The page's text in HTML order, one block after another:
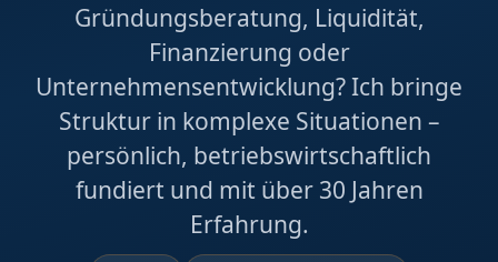
Gründungsberatung, Liquidität,
Finanzierung oder
Unternehmensentwicklung? Ich bringe
Struktur in komplexe Situationen –
persönlich, betriebswirtschaftlich
fundiert und mit über 30 Jahren
Erfahrung.